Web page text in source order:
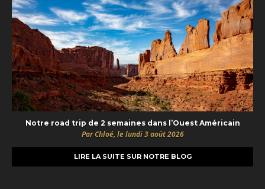
Notre road trip de 2 semaines dans l’Ouest Américain
Par Chloé, le lundi 3 août 2026
LIRE LA SUITE SUR NOTRE BLOG